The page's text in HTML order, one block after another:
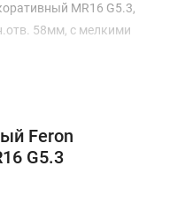
MR16 G5.3,
58мм, с мелкими
Feron
G5.3